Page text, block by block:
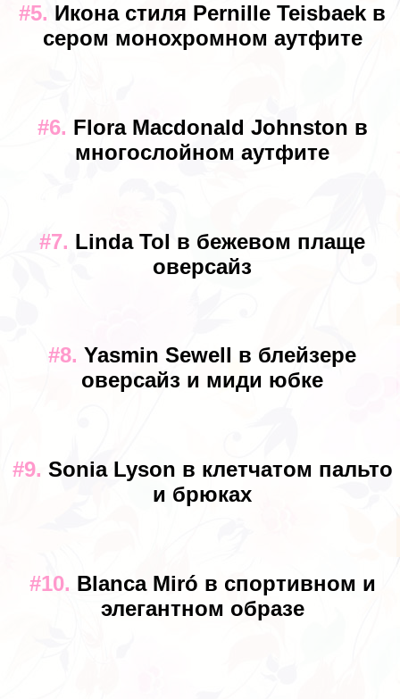
#5. Икона стиля Pernille Teisbaek в
сером монохромном аутфите
#6. Flora Macdonald Johnston в
многослойном аутфите
#7. Linda Tol в бежевом плаще
оверсайз
#8. Yasmin Sewell в блейзере
оверсайз и миди юбке
#9. Sonia Lyson в клетчатом пальто
и брюках
#10. Blanca Miró в спортивном и
элегантном образе